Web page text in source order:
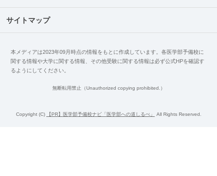
サイトマップ
本メディアは2023年09月時点の情報をもとに作成しています。各医学部予備校に
関する情報や大学に関する情報、その他受験に関する情報は必ず公式HPを確認す
るようにしてください。
無断転用禁止（Unauthorized copying prohibited.）
Copyright (C) 医学部予備校ナビ「医学部への道しるべ」 All Rights Reserved.